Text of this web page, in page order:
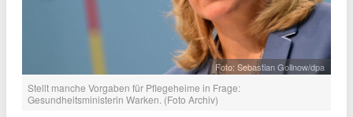
Foto: Sebastian Gollnow/dpa
Stellt manche Vorgaben für Pflegeheime in Frage:
Gesundheitsministerin Warken. (Foto Archiv)